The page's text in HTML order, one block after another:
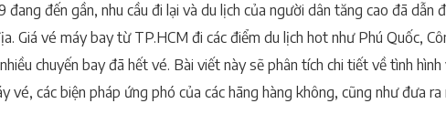
đang đến gần, nhu cầu đi lại và du lịch của người dân tăng cao đã dẫn
Giá vé máy bay từ TP.HCM đi các điểm du lịch hot như Phú Quốc,
chuyến bay đã hết vé. Bài viết này sẽ phân tích chi tiết về tình
vé, các biện pháp ứng phó của các hãng hàng không, cũng như đưa